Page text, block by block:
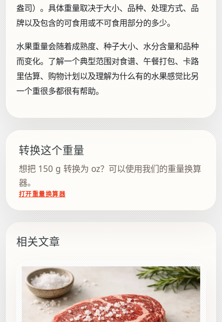
盎司）。具体重量取决于大小、品种、处理方式、品
牌以及包含的可食用或不可食用部分的多少。
水果重量会随着成熟度、种子大小、水分含量和品种
而变化。了解一个典型范围对食谱、午餐打包、卡路
里估算、购物计划以及理解为什么有的水果感觉比另
一个重很多都很有帮助。
转换这个重量
想把 150 g 转换为 oz？可以使用我们的重量换算
器。
打开重量换算器
相关文章